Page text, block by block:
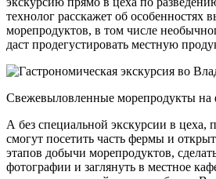
технолог расскажет об особенностях
морепродуктов, в том числе
даст продегустировать местную
Свежевыловленные морепродукты на
А без специальной экскурсии в цеха,
смогут посетить часть фермы и
этапов добычи морепродуктов,
фотографии и заглянуть в местное